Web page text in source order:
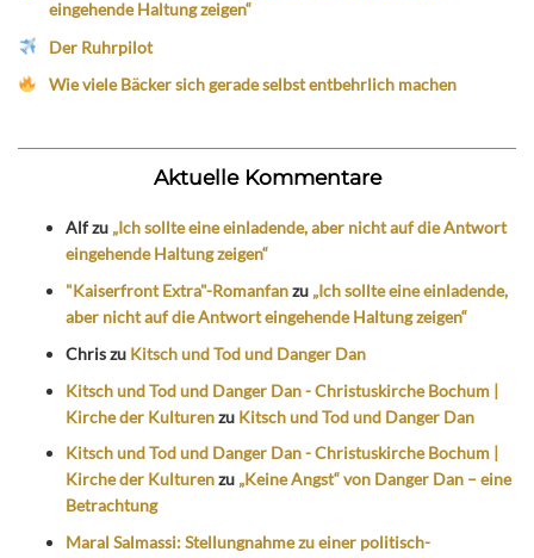
eingehende Haltung zeigen“
Der Ruhrpilot
Wie viele Bäcker sich gerade selbst entbehrlich machen
Aktuelle Kommentare
Alfzu „Ich sollte eine einladende, aber nicht auf die Antwort
eingehende Haltung zeigen“
"Kaiserfront Extra"-Romanfanzu „Ich sollte eine einladende,
aber nicht auf die Antwort eingehende Haltung zeigen“
Chriszu Kitsch und Tod und Danger Dan
Kitsch und Tod und Danger Dan - Christuskirche Bochum |
Kirche der Kulturenzu Kitsch und Tod und Danger Dan
Kitsch und Tod und Danger Dan - Christuskirche Bochum |
Kirche der Kulturenzu „Keine Angst“ von Danger Dan – eine
Betrachtung
Maral Salmassi: Stellungnahme zu einer politisch-